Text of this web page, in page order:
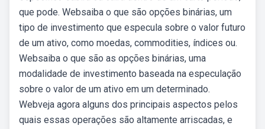
que pode. Websaiba o que são opções binárias, um
tipo de investimento que especula sobre o valor futuro
de um ativo, como moedas, commodities, índices ou.
Websaiba o que são as opções binárias, uma
modalidade de investimento baseada na especulação
sobre o valor de um ativo em um determinado.
Webveja agora alguns dos principais aspectos pelos
quais essas operações são altamente arriscadas, e